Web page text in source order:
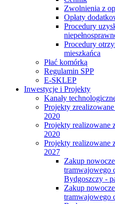
Zwolnienia z
Opłaty
Procedury
Procedury
mieszkańca
Płać komórką
Regulamin SPP
E-SKLEP
Inwestycje i Projekty
Kanały
Projekty
2020
Projekty realizowane
2020
Projekty realizowane
2027
Zakup
tramwajowego
Bydgoszczy -
Zakup
tramwajowego